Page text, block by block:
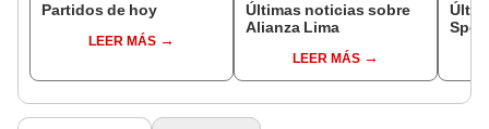
Partidos de hoy
LEER MÁS
Últimas noticias sobre
Alianza Lima
LEER MÁS